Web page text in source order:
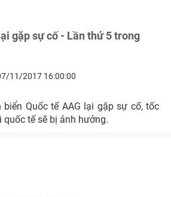
gặp sự cố - Lần thứ 5 trong
11/2017 16:00:00
biển Quốc tế AAG lại gặp sự cố, tốc
tế sẽ bị ảnh hưởng.